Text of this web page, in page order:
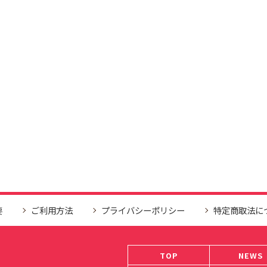
ご利用方法 プライバシーポリシー 特定商取法に
TOP NEWS